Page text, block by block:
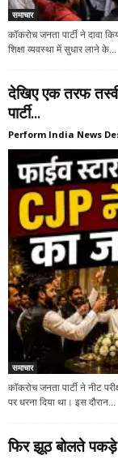
समाचार
कॉकरोच जनता पार्टी ने दावा
शिक्षा व्यवस्था में सुधार लाने के...
देखिए एक तरफ
पार्टी...
Perform India News
समाचार
कॉकरोच जनता पार्टी ने नीट
पर धरना दिया था। इस दौरान...
फिर झूठ बोलते पकड़े